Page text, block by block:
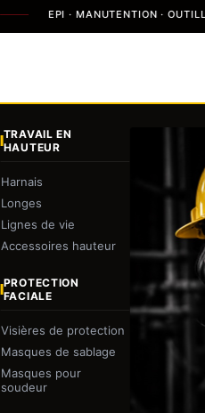
EPI · MANUTENTION · OUTILLAGE
TRAVAIL EN
HAUTEUR
Harnais
Longes
Lignes de vie
Accessoires hauteur
PROTECTION
FACIALE
Visières de protection
Masques de sablage
Masques pour
soudeur